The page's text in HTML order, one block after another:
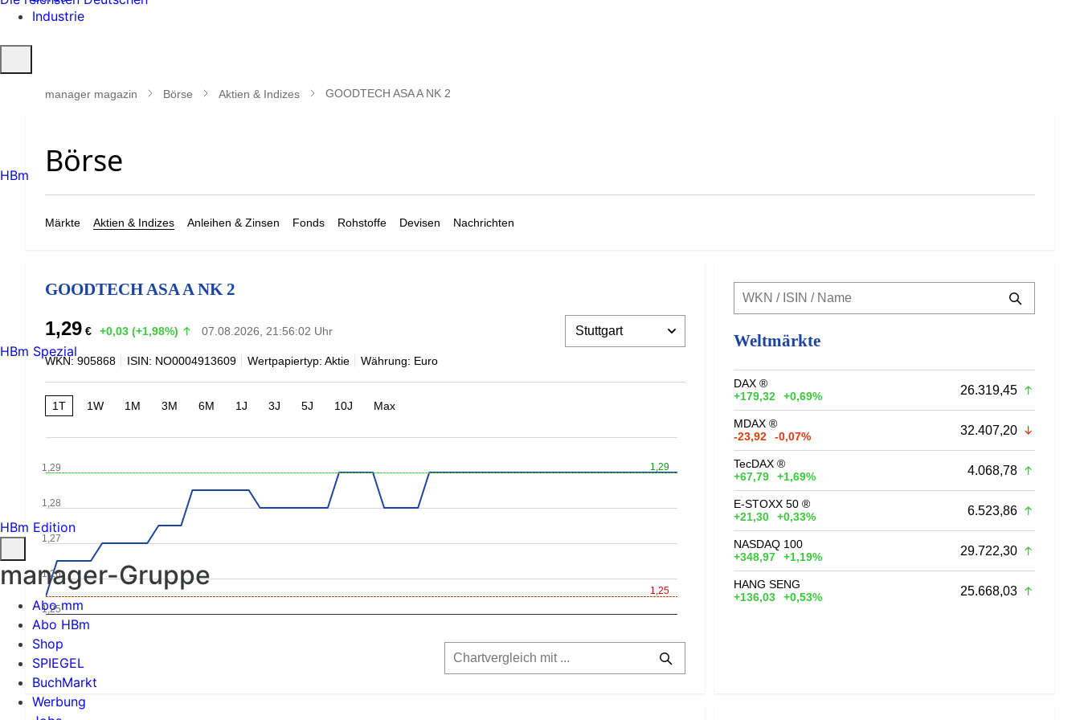
Industrie
öffnen
manager magazin Börse Aktien & Indizes GOODTECH ASA A NK 2
Märkte Aktien & Indizes Anleihen & Zinsen Fonds Rohstoffe Devisen Nachrichten
GOODTECH ASA A NK 2
1,29 € +0,03 (+1,98%) 07.08.2026, 21:56:02 Uhr
WKN: 905868 ISIN: NO0004913609 Wertpapiertyp: Aktie Währung: Euro
1T 1W 1M 3M 6M 1J 3J 5J 10J Max
1,29
1,25
1,25
1,26
1,27
1,28
1,29
Weltmärkte
DAX ®
+179,32
+0,69% 26.319,45
MDAX ®
-23,92
-0,07% 32.407,20
TecDAX ®
+67,79
+1,69% 4.068,78
E-STOXX 50 ®
+21,30
+0,33% 6.523,86
NASDAQ 100
+348,97
+1,19% 29.722,30
HANG SENG
+136,03
+0,53% 25.668,03
HBm
HBm Spezial
HBm Edition
manager-Gruppe
Abo mm
Abo HBm
Shop
SPIEGEL
BuchMarkt
Werbung